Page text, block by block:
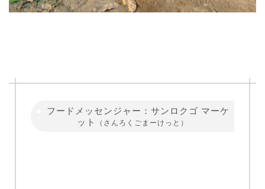
フードメッセンジャー：サンロクゴ マーケ
ット
（さんろくごまーけっと）